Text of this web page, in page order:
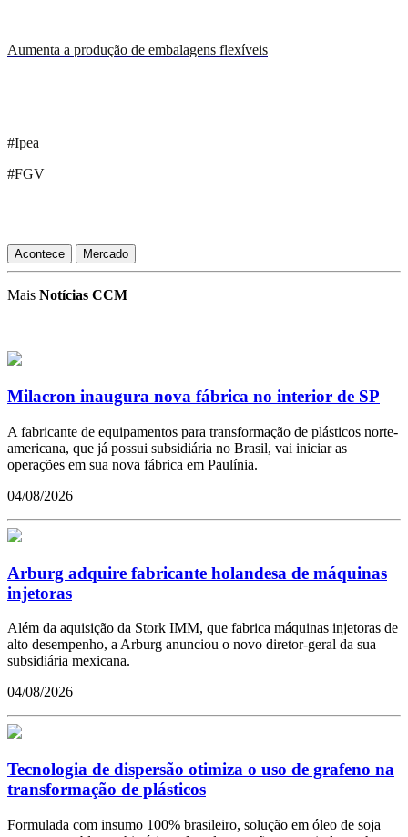
Aumenta a produção de embalagens flexíveis
#Ipea
#FGV
Acontece Mercado
Mais Notícias CCM
Milacron inaugura nova fábrica no interior de SP
A fabricante de equipamentos para transformação de plásticos norte-
americana, que já possui subsidiária no Brasil, vai iniciar as
operações em sua nova fábrica em Paulínia.
04/08/2026
Arburg adquire fabricante holandesa de máquinas
injetoras
Além da aquisição da Stork IMM, que fabrica máquinas injetoras de
alto desempenho, a Arburg anunciou o novo diretor-geral da sua
subsidiária mexicana.
04/08/2026
Tecnologia de dispersão otimiza o uso de grafeno na
transformação de plásticos
Formulada com insumo 100% brasileiro, solução em óleo de soja